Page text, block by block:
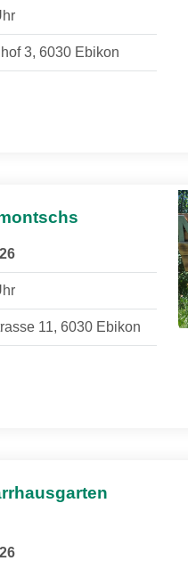
3, 6030 Ebikon
11, 6030 Ebikon